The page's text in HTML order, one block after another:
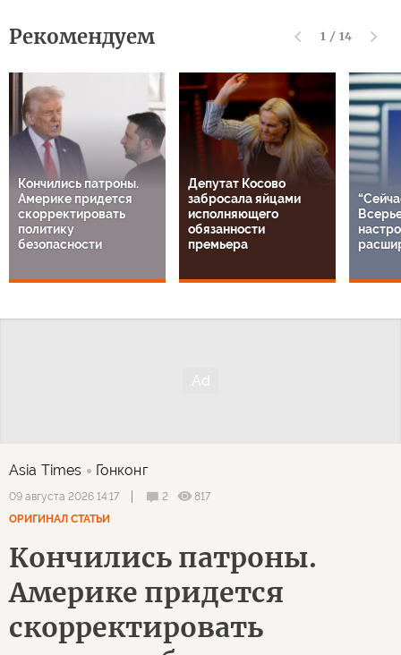
Рекомендуем 1 / 14
Кончились патроны.
Америке придется
скорректировать
политику
безопасности
Депутат Косово
забросала яйцами
исполняющего
обязанности
премьера
Asia Times Гонконг
09 августа 2026 14:17 2
817
ОРИГИНАЛ СТАТЬИ
Кончились патроны.
Америке придется
скорректировать